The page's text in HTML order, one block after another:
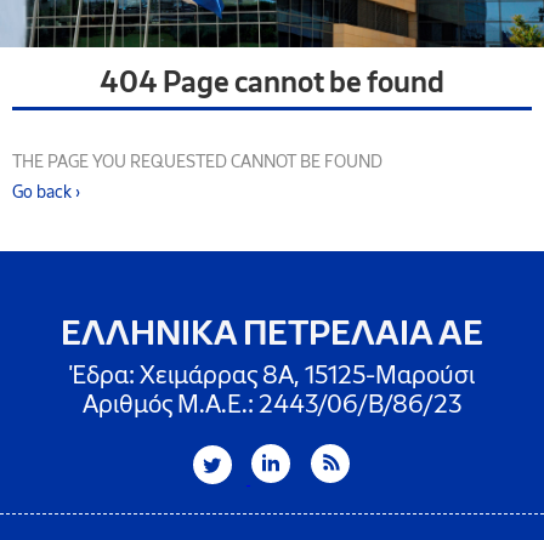
404 Page cannot be found
THE PAGE YOU REQUESTED CANNOT BE FOUND
Go back ›
ΕΛΛΗΝΙΚΑ ΠΕΤΡΕΛΑΙΑ ΑΕ
Έδρα: Χειμάρρας 8A, 15125-Μαρούσι
Αριθμός Μ.Α.Ε.: 2443/06/Β/86/23